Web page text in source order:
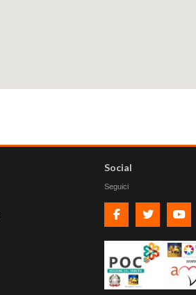
Social
Seguici
Facebook Twitter